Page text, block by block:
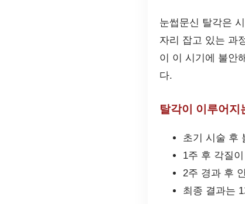
눈썹문신 탈각은
자리 잡고 있는 과
이 이 시기에 불안
다.
탈각이 이루어지
초기 시술 후
1주 후 각질
2주 경과 후
최종 결과는